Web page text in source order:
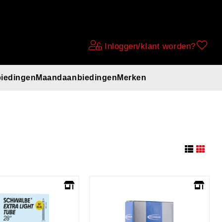
Inloggen/klant worden?
Maandaanbiedingen Merken